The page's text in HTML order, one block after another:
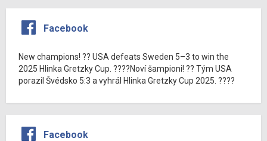
Facebook
New champions! ?? USA defeats Sweden 5–3 to win the
2025 Hlinka Gretzky Cup. ????Noví šampioni! ?? Tým USA
porazil Švédsko 5:3 a vyhrál Hlinka Gretzky Cup 2025. ????
Facebook